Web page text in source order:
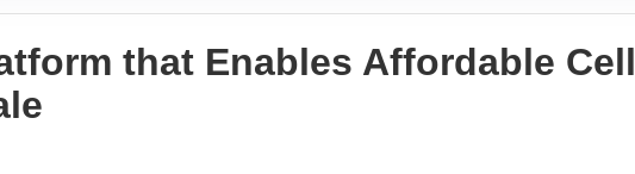
that Enables Affordable Cell